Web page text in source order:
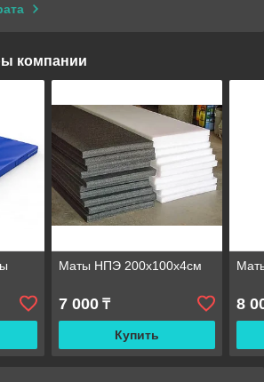
компании
Маты НПЭ 200х100х4см
7 000₸
Купить
8